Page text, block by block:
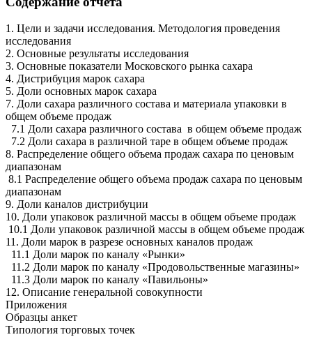
1. Цели и задачи исследования. Методология проведения
исследования
2. Основные результаты исследования
3. Основные показатели Московского рынка сахара
4. Дистрибуция марок сахара
5. Доли основных марок сахара
7. Доли сахара различного состава и материала упаковки в
общем объеме продаж
7.1 Доли сахара различного состава в общем объеме продаж
7.2 Доли сахара в различной таре в общем объеме продаж
8. Распределение общего объема продаж сахара по ценовым
диапазонам
8.1 Распределение общего объема продаж сахара по ценовым
диапазонам
9. Доли каналов дистрибуции
10. Доли упаковок различной массы в общем объеме продаж
10.1 Доли упаковок различной массы в общем объеме продаж
11. Доли марок в разрезе основных каналов продаж
11.1 Доли марок по каналу «Рынки»
11.2 Доли марок по каналу «Продовольственные магазины»
11.3 Доли марок по каналу «Павильоны»
12. Описание генеральной совокупности
Приложения
Образцы анкет
Типология торговых точек